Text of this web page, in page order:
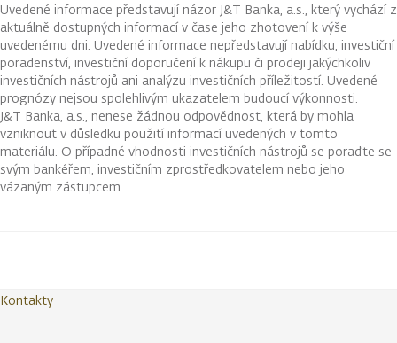
Uvedené informace představují názor J&T Banka, a.s., který vychází z
aktuálně dostupných informací v čase jeho zhotovení k výše
uvedenému dni. Uvedené informace nepředstavují nabídku, investiční
poradenství, investiční doporučení k nákupu či prodeji jakýchkoliv
investičních nástrojů ani analýzu investičních příležitostí. Uvedené
prognózy nejsou spolehlivým ukazatelem budoucí výkonnosti.
J&T Banka, a.s., nenese žádnou odpovědnost, která by mohla
vzniknout v důsledku použití informací uvedených v tomto
materiálu. O případné vhodnosti investičních nástrojů se poraďte se
svým bankéřem, investičním zprostředkovatelem nebo jeho
vázaným zástupcem.
Kontakty